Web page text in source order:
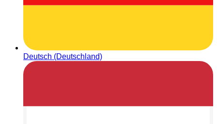
Deutsch (Deutschland)